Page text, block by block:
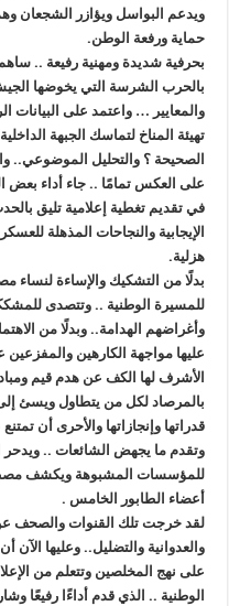
ويدعم البواسل ويؤازر
حماية ورفعة الوطن.
بحرفية شديدة ومهنية رفيعة ..
بالحرب الشرسة التي يخوضها
والمعايير … واعتمد على البيانات
تهيئة المناخ لتماسك الجبهة
الصحيحة ؟ والتحليل الموضوعي..
على العكس تمامًا .. جاء أداء
في تقديم تغطية إعلامية تليق
الإيجابية والنجاحات المذهلة
هزلية.
بدلًا من التشكيك والإساءة لنساء
للمسيرة الوطنية .. وتتصدى
وأغراضهم الهدامة.. وبدلًا من
عليها مواجهة الكارهين
الأشرف لها الكف عن هدم قيم
بالمرصاد لكل من يتطاول ويسئ
قدراتها وإنجازاتها والأحرى أن
وتقدم ما يجهض الشائعات .. ويدحر
للمؤسسات المشبوهة ويكشف
أعضاء الطابور الخامس .
لقد خرجت تلك القنوات والصحف عن
والعدوانية والتضليل.. وعليها الآن
على نهج المخلصين وتتعلم من
الوطنية .. الذي قدم أداءًا رفيعًا